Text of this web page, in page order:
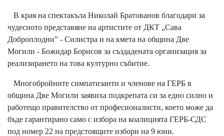
В края на спектакъла Николай Братованов благодари за
чудесното представяне на артистите от ДКТ „Сава
Доброплодни” - Силистра и на кмета на община Две
Могили - Божидар Борисов за създадената организация за
реализирането на това културно събитие.
Многобройните симпатизанти и членове на ГЕРБ в
община Две Могили заявиха подкрепата си за едно силно и
работещо правителство от професионалисти, което може да
бъде гарантирано само с избора на коалицията ГЕРБ-СДС
под номер 22 на предстоящите избори на 9 юни.